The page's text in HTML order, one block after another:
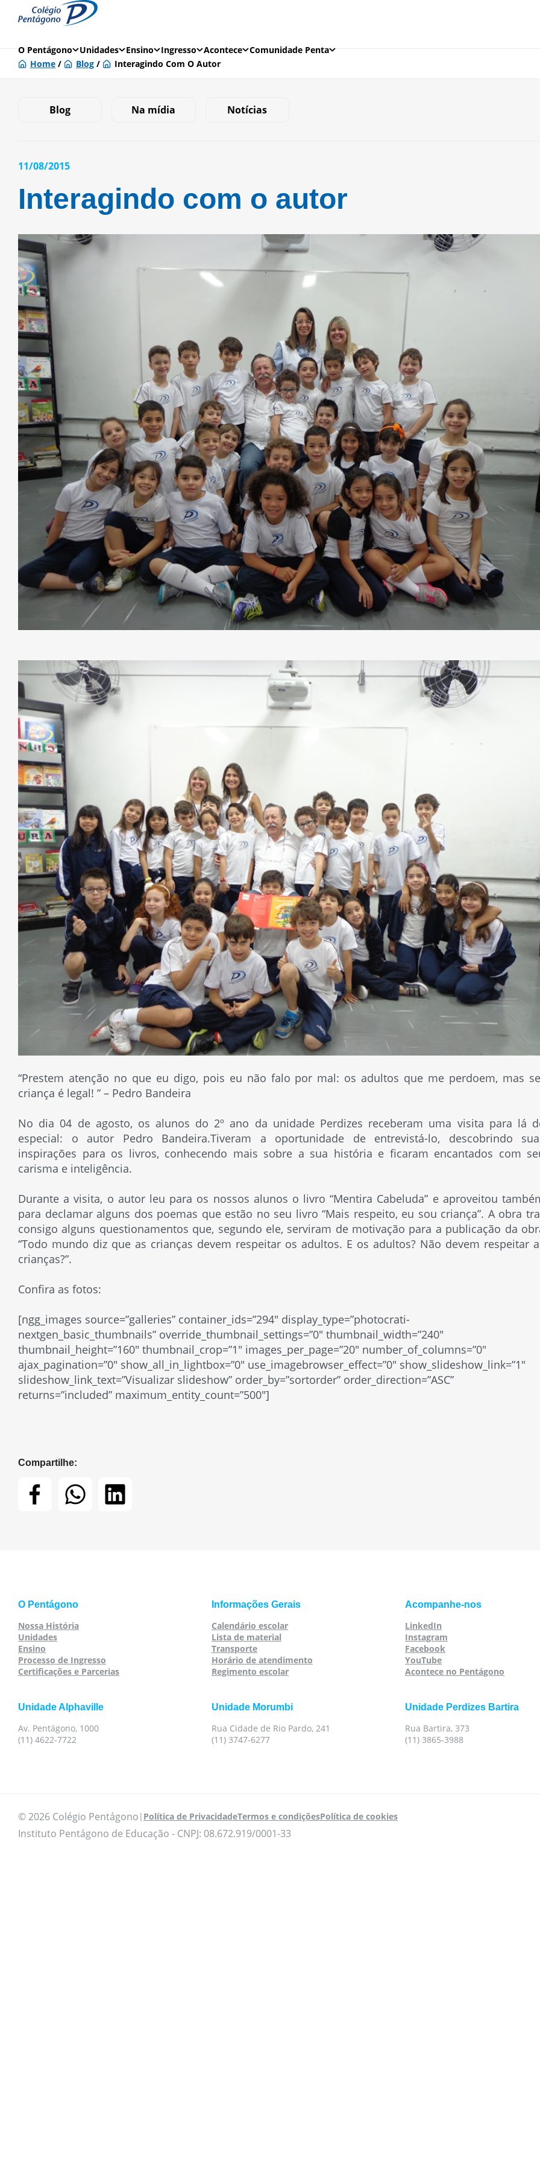
O Pentágono Unidades Ensino Ingresso Acontece
Comunidade Penta
Home / Blog / Interagindo Com O Autor
Blog Na mídia Notícias
11/08/2015
Interagindo com o autor
“Prestem atenção no que eu digo, pois eu não falo por mal: os adultos que me perdoem, mas
criança é legal! ” – Pedro Bandeira
No dia 04 de agosto, os alunos do 2º ano da unidade Perdizes receberam uma visita para lá
especial: o autor Pedro Bandeira.Tiveram a oportunidade de entrevistá-lo, descobrindo
inspirações para os livros, conhecendo mais sobre a sua história e ficaram encantados com
carisma e inteligência.
Durante a visita, o autor leu para os nossos alunos o livro “Mentira Cabeluda” e aproveitou
para declamar alguns dos poemas que estão no seu livro “Mais respeito, eu sou criança”. A obra
consigo alguns questionamentos que, segundo ele, serviram de motivação para a publicação da
“Todo mundo diz que as crianças devem respeitar os adultos. E os adultos? Não devem respeitar
crianças?”.
Confira as fotos:
[ngg_images source=”galleries” container_ids=”294″ display_type=”photocrati-
nextgen_basic_thumbnails” override_thumbnail_settings=”0″ thumbnail_width=”240″
thumbnail_height=”160″ thumbnail_crop=”1″ images_per_page=”20″ number_of_columns=”0″
ajax_pagination=”0″ show_all_in_lightbox=”0″ use_imagebrowser_effect=”0″ show_slideshow_link=”1″
slideshow_link_text=”Visualizar slideshow” order_by=”sortorder” order_direction=”ASC”
returns=”included” maximum_entity_count=”500″]
Compartilhe:
O Pentágono
Nossa História
Unidades
Ensino
Processo de Ingresso
Certificações e Parcerias
Informações Gerais
Calendário escolar
Lista de material
Transporte
Horário de atendimento
Regimento escolar
Acompanhe-nos
LinkedIn
Instagram
Facebook
YouTube
Acontece no Pentágono
Unidade Alphaville
Av. Pentágono, 1000
(11) 4622-7722
Unidade Morumbi
Rua Cidade de Rio Pardo, 241
(11) 3747-6277
Unidade Perdizes Bartira
Rua Bartira, 373
(11) 3865-3988
© 2026 Colégio Pentágono | Política de PrivacidadeTermos e condiçõesPolítica de cookies
Instituto Pentágono de Educação - CNPJ: 08.672.919/0001-33